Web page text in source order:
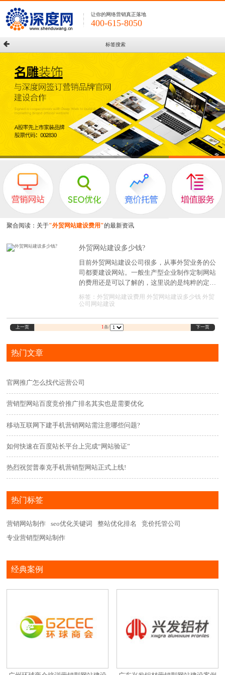
让你的网络营销真正落地
400-615-8050
标签搜索
聚合阅读：关于"外贸网站建设费用"的最新资讯
外贸网站建设多少钱?
目前外贸网站建设公司很多，从事外贸业务的公
司都要建设网站。一般生产型企业制作定制网站
的费用还是可以了解的，这里说的是纯粹的定制
网站建设。对外贸易网站建设按地区定价也可能
有很大的不同。只有真正了解网站建设过程中的
标签： 外贸网站建设费用 外贸网站建设多少钱 外贸
公司网站建设
上一页 1条/ 下一页
热门文章
官网推广怎么找代运营公司
营销型网站百度竞价推广排名其实也是需要优化
移动互联网下建手机营销网站需注意哪些问题?
如何快速在百度站长平台上完成“网站验证”
热烈祝贺普泰克手机营销型网站正式上线!
热门标签
营销网站制作 seo优化关键词 整站优化排名
竞价托管公司
专业营销型网站制作
经典案例